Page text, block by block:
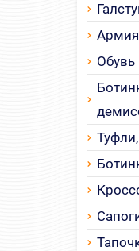
Обувь